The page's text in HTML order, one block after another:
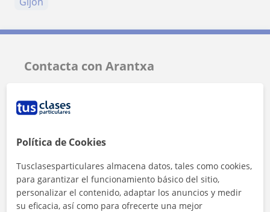
Contacta con Arantxa
Tarifa
Política de Cookies
Tusclasesparticulares almacena datos, tales como cookies,
para garantizar el funcionamiento básico del sitio,
personalizar el contenido, adaptar los anuncios y medir
su eficacia, así como para ofrecerte una mejor